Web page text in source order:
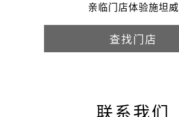
亲临门店体验施坦威
查找门店
联系我们